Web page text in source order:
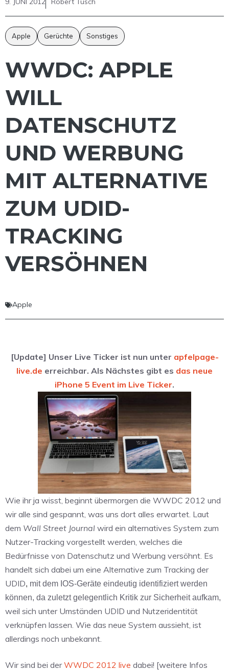
Apple Gerüchte Sonstiges
WWDC: APPLE
WILL
DATENSCHUTZ
UND WERBUNG
MIT ALTERNATIVE
ZUM UDID-
TRACKING
VERSÖHNEN
Apple
[Update] Unser Live Ticker ist nun unter apfelpage-
live.de erreichbar. Als Nächstes gibt es das neue
iPhone 5 Event im Live Ticker.
Wie ihr ja wisst, beginnt übermorgen die WWDC 2012 und
wir alle sind gespannt, was uns dort alles erwartet. Laut
dem Wall Street Journal wird ein alternatives System zum
Nutzer-Tracking vorgestellt werden, welches die
Bedürfnisse von Datenschutz und Werbung versöhnt. Es
handelt sich dabei um eine Alternative zum Tracking der
UDID, mit dem IOS-Geräte eindeutig identifiziert werden
können, da zuletzt gelegentlich Kritik zur Sicherheit aufkam,
weil sich unter Umständen UDID und Nutzeridentität
verknüpfen lassen. Wie das neue System aussieht, ist
allerdings noch unbekannt.
Wir sind bei derWWDC 2012 live dabei! [weitere Infos